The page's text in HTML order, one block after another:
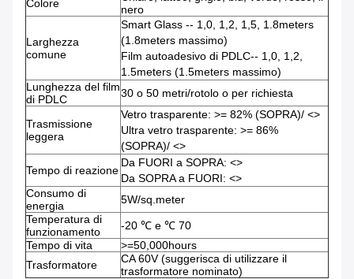
Colore
nero
Larghezza
comune
Smart Glass -- 1,0, 1,2, 1,5, 1.8meters
(1.8meters massimo)
Film autoadesivo di PDLC-- 1,0, 1,2,
1.5meters (1.5meters massimo)
Lunghezza del film
di PDLC
30 o 50 metri/rotolo o per richiesta
Trasmissione
leggera
Vetro trasparente: >= 82% (SOPRA)/ <>
Ultra vetro trasparente: >= 86%
(SOPRA)/ <>
Tempo di reazione
Da FUORI a SOPRA: <>
Da SOPRA a FUORI: <>
Consumo di
energia
5W/sq.meter
Temperatura di
funzionamento
-20 ℃ e ℃ 70
Tempo di vita
>=50,000hours
Trasformatore
CA 60V (suggerisca di utilizzare il
trasformatore nominato)